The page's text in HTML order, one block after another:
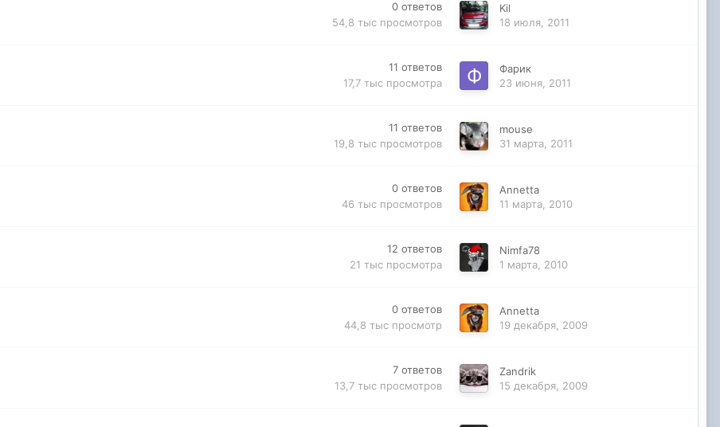
0 ответов
54,8 тыс просмотров
Kil
18 июля, 2011
11 ответов
17,7 тыс просмотра
Фарик
23 июня, 2011
11 ответов
19,8 тыс просмотров
mouse
31 марта, 2011
0 ответов
46 тыс просмотров
Annetta
11 марта, 2010
12 ответов
21 тыс просмотра
Nimfa78
1 марта, 2010
0 ответов
44,8 тыс просмотр
Annetta
19 декабря, 2009
7 ответов
13,7 тыс просмотров
Zandrik
15 декабря, 2009